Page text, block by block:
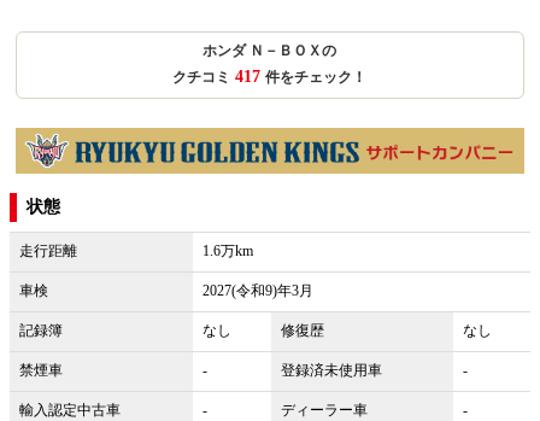
ホンダ Ｎ－ＢＯＸの
クチコミ 417 件をチェック！
状態
走行距離 1.6万km
車検 2027(令和9)年3月
記録簿 なし 修復歴 なし
禁煙車 - 登録済未使用車 -
輸入認定中古車 - ディーラー車 -